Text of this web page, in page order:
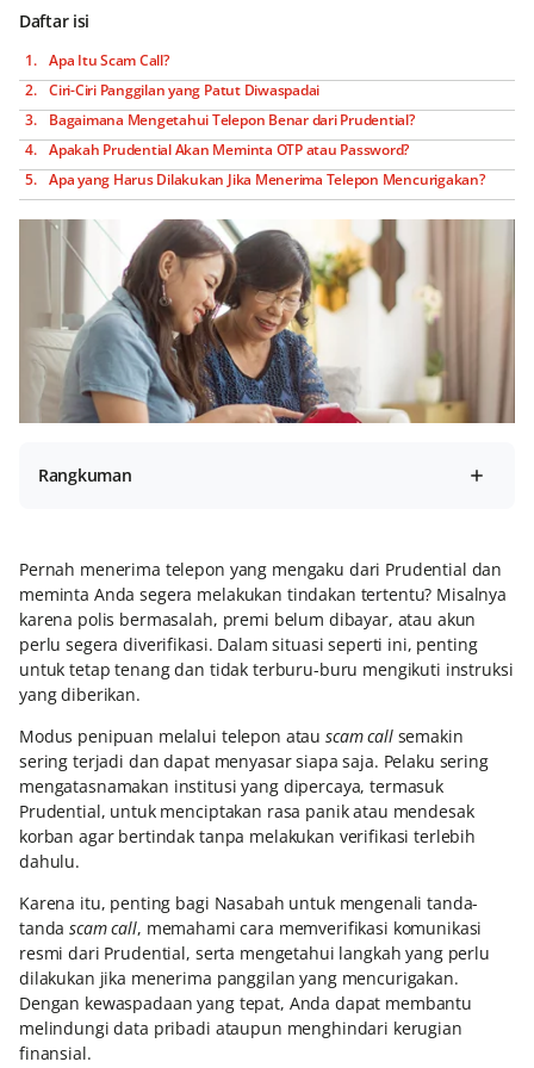
Daftar isi
Apa Itu Scam Call?
Ciri-Ciri Panggilan yang Patut Diwaspadai
Bagaimana Mengetahui Telepon Benar dari Prudential?
Apakah Prudential Akan Meminta OTP atau Password?
Apa yang Harus Dilakukan Jika Menerima Telepon Mencurigakan?
Rangkuman
Pernah menerima telepon yang mengaku dari Prudential dan
meminta Anda segera melakukan tindakan tertentu? Misalnya
karena polis bermasalah, premi belum dibayar, atau akun
perlu segera diverifikasi. Dalam situasi seperti ini, penting
untuk tetap tenang dan tidak terburu-buru mengikuti instruksi
yang diberikan.
Modus penipuan melalui telepon atau scam callsemakin
sering terjadi dan dapat menyasar siapa saja. Pelaku sering
mengatasnamakan institusi yang dipercaya, termasuk
Prudential, untuk menciptakan rasa panik atau mendesak
korban agar bertindak tanpa melakukan verifikasi terlebih
dahulu.
Karena itu, penting bagi Nasabah untuk mengenali tanda-
tandascam call, memahami cara memverifikasi komunikasi
resmi dari Prudential, serta mengetahui langkah yang perlu
dilakukan jika menerima panggilan yang mencurigakan.
Dengan kewaspadaan yang tepat, Anda dapat membantu
melindungi data pribadi ataupun menghindari kerugian
finansial.